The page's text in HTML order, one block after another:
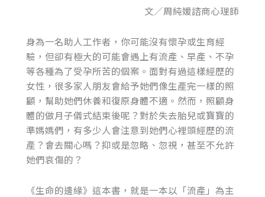
文／周純媛諮商心理師
身為一名助人工作者，你可能沒有懷孕或生育經
驗，但卻有極大的可能會遇上有流產、早產、不孕
等各種為了受孕所苦的個案。面對有過這樣經歷的
女性，很多家人朋友會給予她們像生產完一樣的照
顧，幫助她們休養和復原身體不適。然而，照顧身
體的做月子儀式結束後呢？對於失去胎兒或寶寶的
準媽媽們，有多少人會注意到她們心裡頭經歷的流
產？會去關心嗎？抑或是忽略、忽視，甚至不允許
她們哀傷的？
《生命的邊緣》這本書，就是一本以「流產」為主